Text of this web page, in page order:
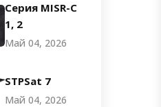
Серия MISR-C
1, 2
Май 04, 2026
STPSat 7
Май 04, 2026